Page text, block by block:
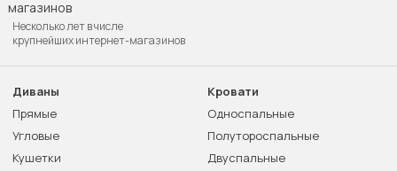
Несколько лет в числе
крупнейших интернет-магазинов
Диваны
Прямые
Угловые
Кушетки
Кровати
Односпальные
Полутороспальные
Двуспальные